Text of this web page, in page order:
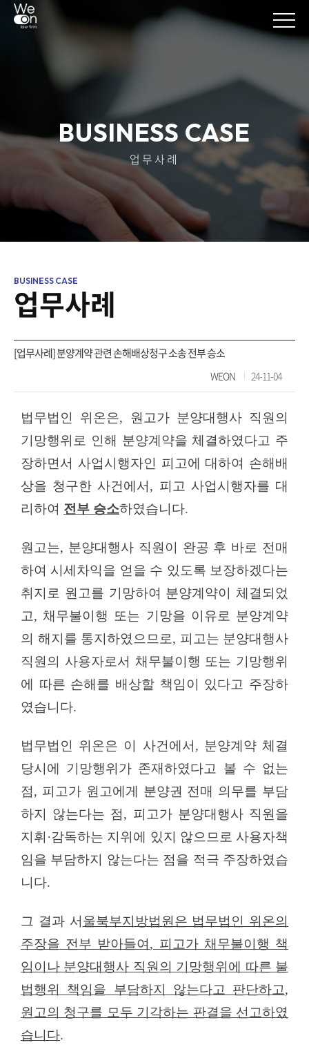
BUSINESS CASE
업무사례
업무사례
[업무사례] 분양계약 관련 손해배상청구 소송 전부 승소
WEON 24-11-04
법무법인 위온은, 원고가 분양대행사 직원의
기망행위로 인해 분양계약을 체결하였다고 주
장하면서 사업시행자인 피고에 대하여 손해배
상을 청구한 사건에서, 피고 사업시행자를 대
리하여 전부 승소하였습니다.
원고는, 분양대행사 직원이 완공 후 바로 전매
하여 시세차익을 얻을 수 있도록 보장하겠다는
취지로 원고를 기망하여 분양계약이 체결되었
고, 채무불이행 또는 기망을 이유로 분양계약
의 해지를 통지하였으므로, 피고는 분양대행사
직원의 사용자로서 채무불이행 또는 기망행위
에 따른 손해를 배상할 책임이 있다고 주장하
였습니다.
법무법인 위온은 이 사건에서, 분양계약 체결
당시에 기망행위가 존재하였다고 볼 수 없는
점, 피고가 원고에게 분양권 전매 의무를 부담
하지 않는다는 점, 피고가 분양대행사 직원을
지휘·감독하는 지위에 있지 않으므로 사용자책
임을 부담하지 않는다는 점을 적극 주장하였습
니다.
그 결과 서울북부지방법원은 법무법인 위온의
주장을 전부 받아들여, 피고가 채무불이행 책
임이나 분양대행사 직원의 기망행위에 따른 불
법행위 책임을 부담하지 않는다고 판단하고,
원고의 청구를 모두 기각하는 판결을 선고하였
습니다.